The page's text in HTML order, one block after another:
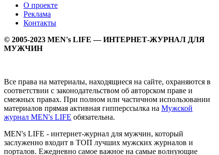
О проекте
Реклама
Контакты
© 2005-2023 MEN's LIFE — ИНТЕРНЕТ-ЖУРНАЛ ДЛЯ
МУЖЧИН
Все права на материалы, находящиеся на сайте, охраняются в
соответствии с законодательством об авторском праве и
смежных правах. При полном или частичном использовании
материалов прямая активная гипперссылка на Мужской
журнал MEN's LIFE обязательна.
MEN's LIFE - интернет-журнал для мужчин, который
заслуженно входит в ТОП лучших мужских журналов и
порталов. Ежедневно самое важное на самые волнующие